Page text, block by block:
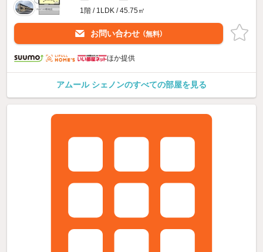
1階 / 1LDK / 45.75㎡
お問い合わせ （無料）
ほか提供
アムール シェノンのすべての部屋を見る